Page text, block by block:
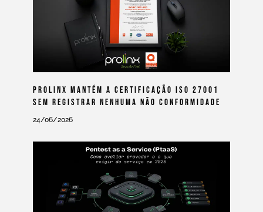
Prolinx Mantém A Certificação ISO 27001
Sem Registrar Nenhuma Não Conformidade
24/06/2026